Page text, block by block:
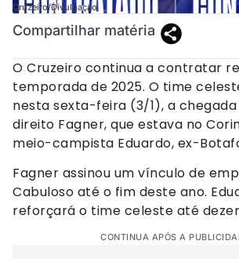
Cruzeiro/Divulgação
Compartilhar matéria
O Cruzeiro continua a contratar
temporada de 2025. O time
nesta sexta-feira (3/1), a
direito Fagner, que estava no
meio-campista Eduardo, ex-
Fagner assinou um vínculo de
Cabuloso até o fim deste ano.
reforçará o time celeste até
CONTINUA APÓS A